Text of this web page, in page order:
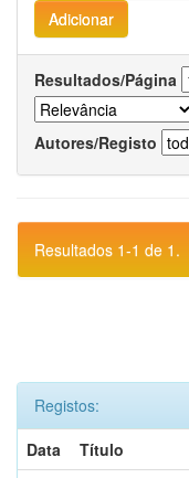
Resultados/Página
Autores/Registo
Resultados 1-1 de 1.
Registos:
Data
Título